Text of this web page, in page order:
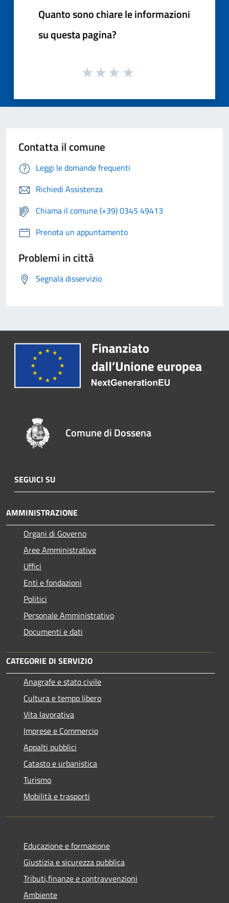
Quanto sono chiare le informazioni
su questa pagina?
Contatta il comune
Leggi le domande frequenti
Richiedi Assistenza
Chiama il comune (+39) 0345 49413
Prenota un appuntamento
Problemi in città
Segnala disservizio
Comune di Dossena
SEGUICI SU
AMMINISTRAZIONE
Organi di Governo
Aree Amministrative
Uffici
Enti e fondazioni
Politici
Personale Amministrativo
Documenti e dati
CATEGORIE DI SERVIZIO
Anagrafe e stato civile
Cultura e tempo libero
Vita lavorativa
Imprese e Commercio
Appalti pubblici
Catasto e urbanistica
Turismo
Mobilità e trasporti
Educazione e formazione
Giustizia e sicurezza pubblica
Tributi,finanze e contravvenzioni
Ambiente